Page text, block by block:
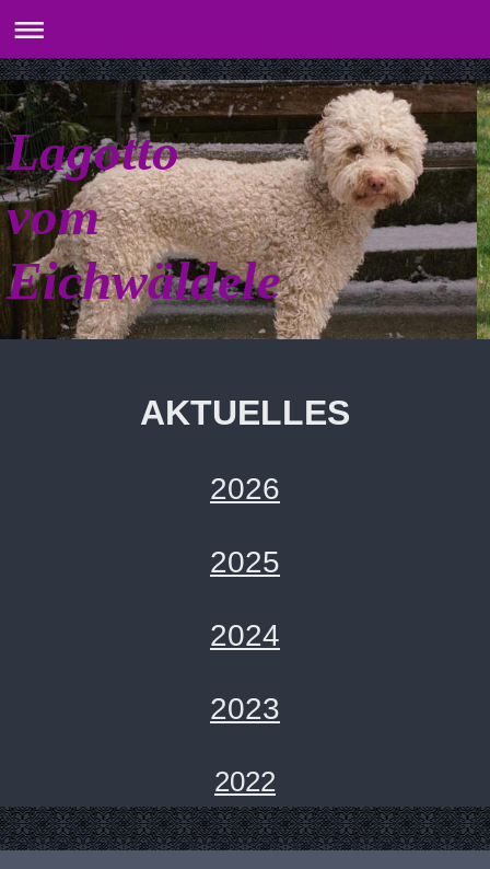
Lagotto
vom
Eichwäldele
AKTUELLES
2026
2025
2024
2023
2022